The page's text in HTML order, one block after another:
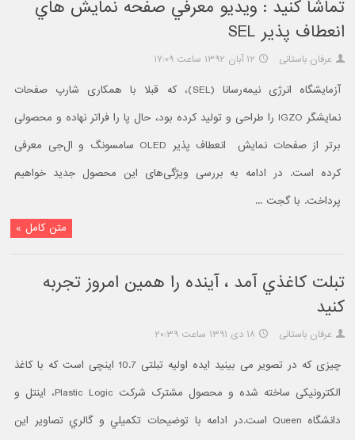
تماشا کنيد : ويديو معرفي صفحه نمايش هاي
انعطاف پذير SEL
عرفان باستانی ۱۲ آبان ۱۳۹۲ ساعت ۱۷:۰۹
آزمایشگاه انرژی نیمه‌رسانا (SEL)، که قبلا با همکاری شارپ صفحات
نمایشگر IGZO را طراحی و تولید کرده بود، حال پا را فراتر نهاده و محصولی
برتر از صفحات نمایش انعطاف پذیر OLED سامسونگ و ال‌جی معرفی
کرده است. در ادامه به بررسی ویژگی‌های این محصول جدید خواهیم
پرداخت. با گجت ...
متن کامل »
تبلت کاغذي آمد ، آينده را همين امروز تجربه
کنيد
عرفان باستانی ۱۸ دی ۱۳۹۱ ساعت ۲۰:۳۹
چیزی که در تصویر می بینید ایده اولیه تبلتی 10.7 اینچی است که با کاغذ
الکترونیکی ساخته شده و محصول مشترک شرکت Plastic Logic، اینتل و
دانشگاه Queen است.در ادامه با توضيحات تکميلي و گالري تصاوير اين